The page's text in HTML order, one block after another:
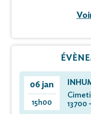
06 jan
15h00
13700